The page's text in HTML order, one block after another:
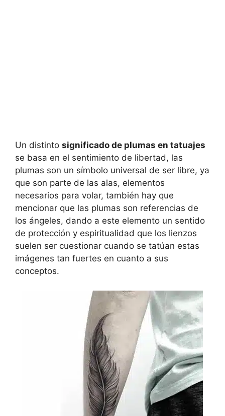
Un distinto significado de plumas en tatuajes
se basa en el sentimiento de libertad, las
plumas son un símbolo universal de ser libre, ya
que son parte de las alas, elementos
necesarios para volar, también hay que
mencionar que las plumas son referencias de
los ángeles, dando a este elemento un sentido
de protección y espiritualidad que los lienzos
suelen ser cuestionar cuando se tatúan estas
imágenes tan fuertes en cuanto a sus
conceptos.